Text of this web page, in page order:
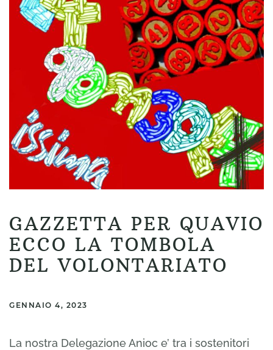
GAZZETTA PER QUAVIO
ECCO LA TOMBOLA
DEL VOLONTARIATO
GENNAIO 4, 2023
La nostra Delegazione Anioc e’ tra i sostenitori